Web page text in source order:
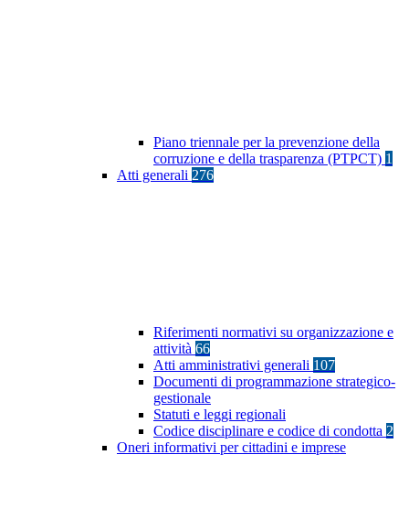
Piano triennale per la prevenzione della
corruzione e della trasparenza (PTPCT) 1
Atti generali 276
Riferimenti normativi su organizzazione e
attività 66
Atti amministrativi generali 107
Documenti di programmazione strategico-
gestionale
Statuti e leggi regionali
Codice disciplinare e codice di condotta 2
Oneri informativi per cittadini e imprese